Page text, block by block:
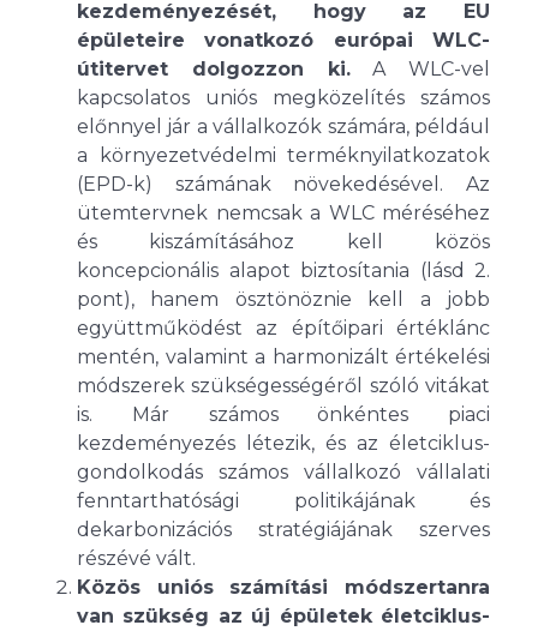
kezdeményezését, hogy az EU
épületeire vonatkozó európai WLC-
útitervet dolgozzon ki.A WLC-vel
kapcsolatos uniós megközelítés számos
előnnyel jár a vállalkozók számára, például
a környezetvédelmi terméknyilatkozatok
(EPD-k) számának növekedésével. Az
ütemtervnek nemcsak a WLC méréséhez
és kiszámításához kell közös
koncepcionális alapot biztosítania (lásd 2.
pont), hanem ösztönöznie kell a jobb
együttműködést az építőipari értéklánc
mentén, valamint a harmonizált értékelési
módszerek szükségességéről szóló vitákat
is. Már számos önkéntes piaci
kezdeményezés létezik, és az életciklus-
gondolkodás számos vállalkozó vállalati
fenntarthatósági politikájának és
dekarbonizációs stratégiájának szerves
részévé vált.
Közös uniós számítási módszertanra
van szükség az új épületek életciklus-